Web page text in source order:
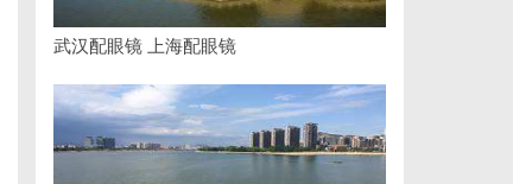
武汉配眼镜 上海配眼镜